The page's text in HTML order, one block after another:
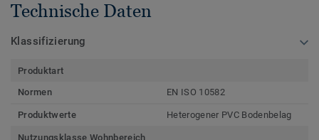
Technische Daten
Klassifizierung
Produktart
Normen
EN ISO 10582
Produktwerte Heterogener PVC Bodenbelag
Nutzungsklasse Wohnbereich